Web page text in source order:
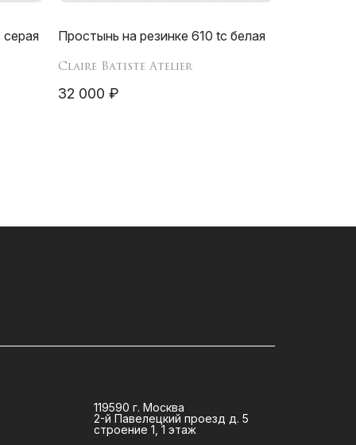
Простынь на резинке 610 tc белая
Claire Batiste Atelier
32 000 ₽
119590 г. Москва
2-й Павелецкий проезд д. 5
строение 1, 1 этаж